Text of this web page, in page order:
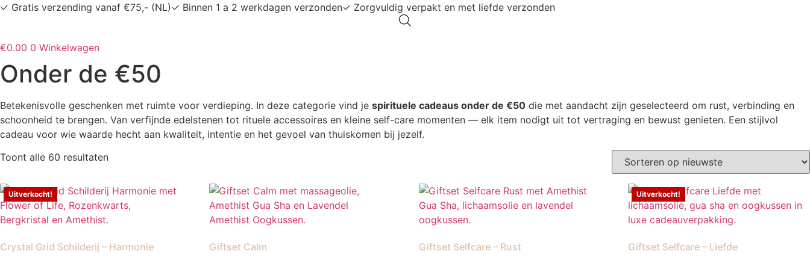
Ga
inhoud
✓ Gratis verzending vanaf €75,- (NL) ✓ Binnen 1 a 2 werkdagen verzonden✓ Zorgvuldig verpakt en met liefde verzonden
€0.00 0 Winkelwagen
Onder de €50
Betekenisvolle geschenken met ruimte voor verdieping. In deze categorie vind je spirituele cadeaus onder de €50 die met aandacht zijn geselecteerd om rust, verbinding en
schoonheid te brengen. Van verfijnde edelstenen tot rituele accessoires en kleine self-care momenten — elk item nodigt uit tot vertraging en bewust genieten. Een stijlvol
cadeau voor wie waarde hecht aan kwaliteit, intentie en het gevoel van thuiskomen bij jezelf.
Toont alle 60 resultatenGesorteerd
nieuwste
Uitverkocht!
Crystal Grid Schilderij – Harmonie Giftset Calm Giftset Selfcare – Rust
Uitverkocht!
Giftset Selfcare – Liefde